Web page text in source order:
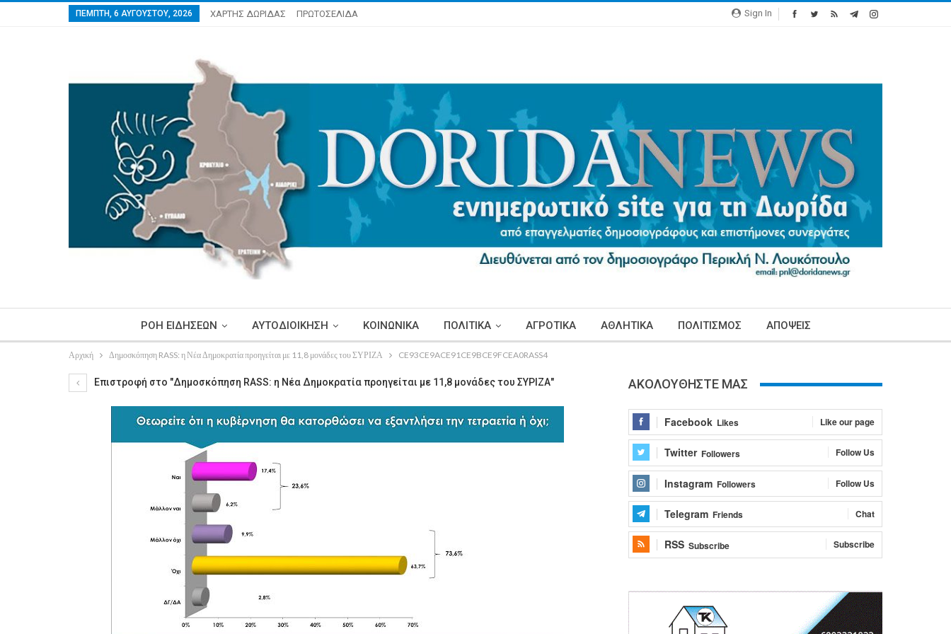
Sign In
ΠΈΜΠΤΗ, 6 ΑΥΓΟΎΣΤΟΥ, 2026 ΧΑΡΤΗΣ ΔΩΡΙΔΑΣ ΠΡΩΤΟΣΕΛΙΔΑ
ΡΟΗ ΕΙΔΗΣΕΩΝ ΑΥΤΟΔΙΟΙΚΗΣΗ ΚΟΙΝΩΝΙΚΑ ΠΟΛΙΤΙΚΑ ΑΓΡΟΤΙΚΑ ΑΘΛΗΤΙΚΑ ΠΟΛΙΤΙΣΜΟΣ ΑΠΟΨΕΙΣ
Αρχική Δημοσκόπηση RASS: η Νέα Δημοκρατία προηγείται με 11,8 μονάδες του ΣΥΡΙΖΑ CE93CE9ACE91CE9BCE9FCEA0RASS4
Επιστροφή στο "Δημοσκόπηση RASS: η Νέα Δημοκρατία προηγείται με 11,8 μονάδες του ΣΥΡΙΖΑ" ΑΚΟΛΟΥΘΗΣΤΕ ΜΑΣ
Facebook Likes Like our page
Twitter Followers Follow Us
Instagram Followers Follow Us
Telegram Friends Chat
RSS Subscribe Subscribe